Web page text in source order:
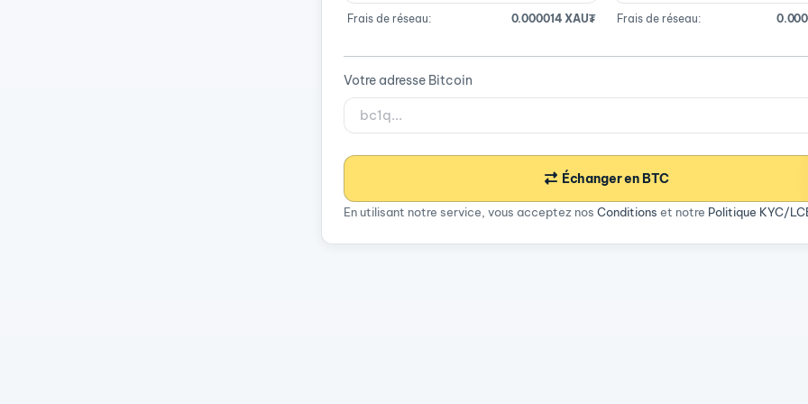
Frais de réseau: 0.000014 XAU₮ Frais de réseau:
Votre adresse Bitcoin
Échanger en BTC
En utilisant notre service, vous acceptez nos Conditions et notre Politique KYC/